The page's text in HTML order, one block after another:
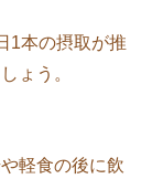
1本の摂取が推
ょう。
軽食の後に飲